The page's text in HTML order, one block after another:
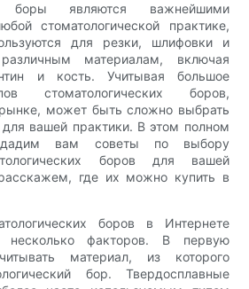
боры являются важнейшими
стоматологической практике,
для резки, шлифовки и
материалам, включая
и кость. Учитывая большое
стоматологических боров,
может быть сложно выбрать
вашей практики. В этом полном
вам советы по выбору
боров для вашей
где их можно купить в
боров в Интернете
несколько факторов. В первую
материал, из которого
бор. Твердосплавные